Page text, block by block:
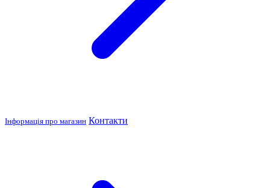
Інформація про магазин Контакти